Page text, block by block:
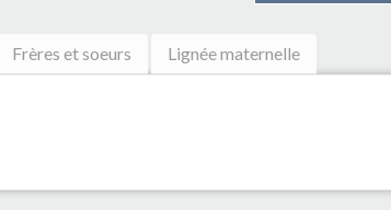
Frères et soeurs Lignée maternelle